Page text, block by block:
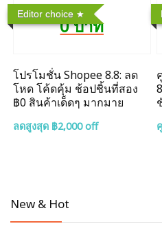
Editor choice
0 บาท
โปรโมชั่น Shopee 8.8: ลด
โหด โค้ดคุ้ม ช้อปชิ้นที่สอง
฿0 สินค้าเด็ดๆ มากมาย
ลดสูงสุด ฿2,000 off
New & Hot